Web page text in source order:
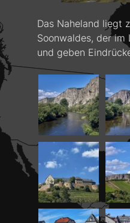
Das Naheland liegt
Soonwaldes, der
und geben